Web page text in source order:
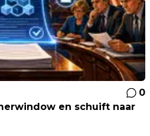
0
en schuift naar